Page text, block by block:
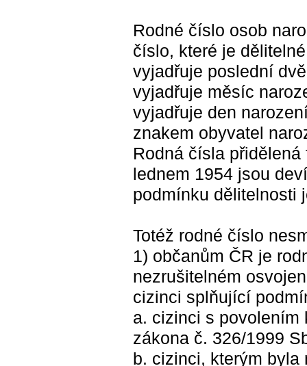
Rodné číslo osob
číslo, které je
vyjadřuje poslední
vyjadřuje měsíc
vyjadřuje den
znakem obyvatel
Rodná čísla
lednem 1954 jsou
podmínku dělitelnosti
Totéž rodné číslo
1) občanům ČR je
nezrušitelném
cizinci splňující
a. cizinci s povolením
zákona č. 326/1999
b. cizinci, kterým byla